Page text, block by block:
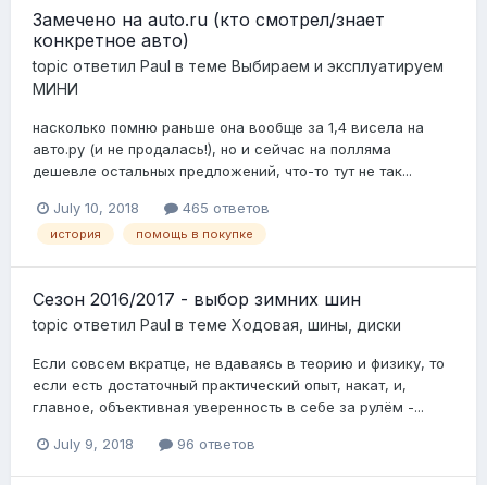
Замечено на auto.ru (кто смотрел/знает
конкретное авто)
topic ответил Paul в теме Выбираем и эксплуатируем
МИНИ
насколько помню раньше она вообще за 1,4 висела на
авто.ру (и не продалась!), но и сейчас на полляма
дешевле остальных предложений, что-то тут не так...
July 10, 2018 465 ответов
история помощь в покупке
Сезон 2016/2017 - выбор зимних шин
topic ответил Paul в теме Ходовая, шины, диски
Если совсем вкратце, не вдаваясь в теорию и физику, то
если есть достаточный практический опыт, накат, и,
главное, объективная уверенность в себе за рулём -...
July 9, 2018 96 ответов